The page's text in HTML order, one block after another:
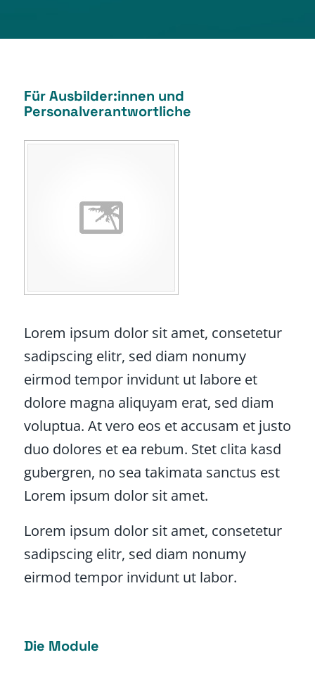
Für Ausbilder:innen und
Personalverantwortliche
Lorem ipsum dolor sit amet, consetetur
sadipscing elitr, sed diam nonumy
eirmod tempor invidunt ut labore et
dolore magna aliquyam erat, sed diam
voluptua. At vero eos et accusam et justo
duo dolores et ea rebum. Stet clita kasd
gubergren, no sea takimata sanctus est
Lorem ipsum dolor sit amet.
Lorem ipsum dolor sit amet, consetetur
sadipscing elitr, sed diam nonumy
eirmod tempor invidunt ut labor.
Die Module